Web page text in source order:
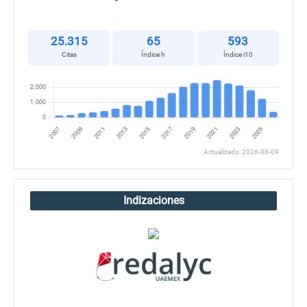
25.315
Citas
65
Índice h
593
Índice i10
Actualizado: 2026-08-09
Indizaciones